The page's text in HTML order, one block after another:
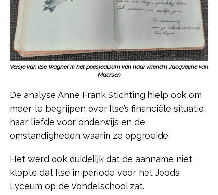
Versje van Ilse Wagner in het poesiealbum van haar vriendin Jacqueline van
Maarsen
De analyse Anne Frank Stichting hielp ook om
meer te begrijpen over Ilse’s financiële situatie,
haar liefde voor onderwijs en de
omstandigheden waarin ze opgroeide.
Het werd ook duidelijk dat de aanname niet
klopte dat Ilse in periode voor het Joods
Lyceum op de Vondelschool zat.